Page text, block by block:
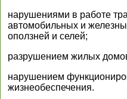
нарушениями в работе
автомобильных и
оползней и селей;
разрушением жилых
нарушением
жизнеобеспечения.